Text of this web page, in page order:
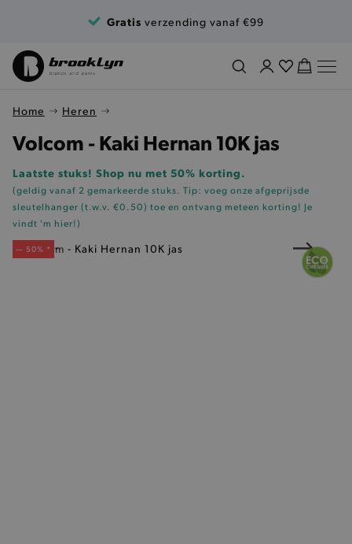
Gratis verzending vanaf €99
Home Heren
Volcom - Kaki Hernan 10K jas
Laatste stuks! Shop nu met 50% korting.
(geldig vanaf 2 gemarkeerde stuks. Tip: voeg onze afgeprijsde
sleutelhanger (t.w.v. €0.50) toe en ontvang meteen korting! Je
vindt 'm hier!)
— 50% *